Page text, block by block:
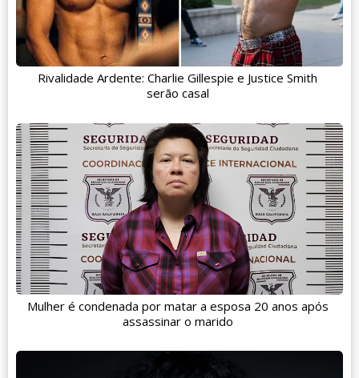
Rivalidade Ardente: Charlie Gillespie e Justice Smith
serão casal
Mulher é condenada por matar a esposa 20 anos após
assassinar o marido